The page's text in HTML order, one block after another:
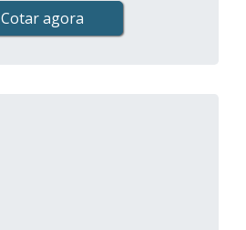
Cotar agora